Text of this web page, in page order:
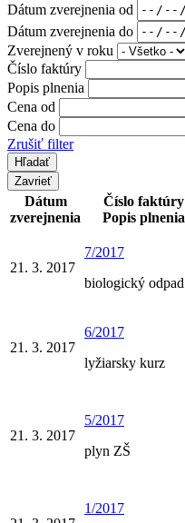
Dátum zverejnenia od
Dátum zverejnenia do
Zverejnený v roku
Číslo faktúry
Popis plnenia
Cena od
Cena do
Zrušiť filter
Zavrieť
Dátum
zverejnenia
Číslo faktúry
Popis plnenia
21. 3. 2017
7/2017
biologický odpad
21. 3. 2017
6/2017
lyžiarsky kurz
21. 3. 2017
5/2017
plyn ZŠ
1/2017